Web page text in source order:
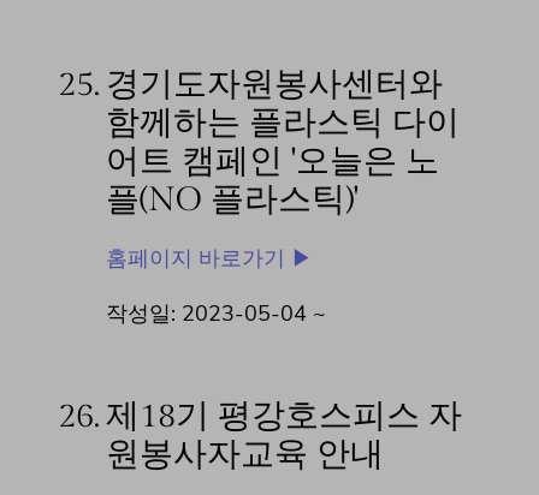
25. 경기도자원봉사센터와
함께하는 플라스틱 다이
어트 캠페인 '오늘은 노
플(NO 플라스틱)'
홈페이지 바로가기 ▶
작성일: 2023-05-04 ~
26.제18기 평강호스피스 자
원봉사자교육 안내